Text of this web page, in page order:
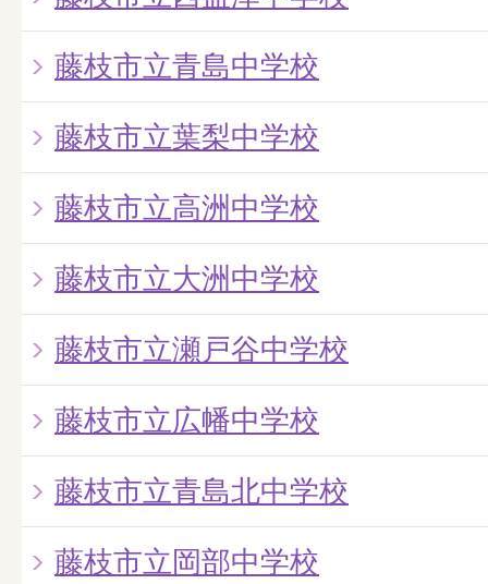
藤枝市立青島中学校
藤枝市立葉梨中学校
藤枝市立高洲中学校
藤枝市立大洲中学校
藤枝市立瀬戸谷中学校
藤枝市立広幡中学校
藤枝市立青島北中学校
藤枝市立岡部中学校